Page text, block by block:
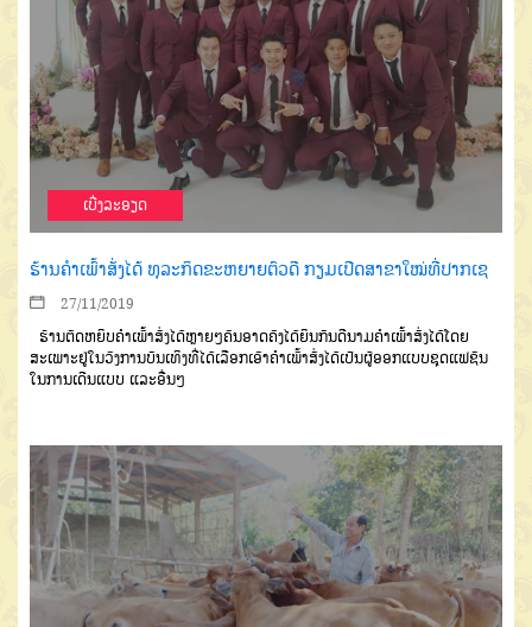
ເບີ່ງລະອຽດ
ຮ້ານຄຳເພົ້າສັ່ງໄດ້ ທຸລະກິດຂະຫຍາຍຕົວດີ ກຽມເປີດສາຂາໃໝ່ທີ່ປາກເຊ
27/11/2019
ຮ້ານຕັດຫຍິບຄຳເພົ້າສັ່ງໄດ້ຫຼາຍໆຄົນອາດຄົງໄດ້ຍິນກັນດີນາມຄຳເພົ້າສັ່ງໄດ້ໂດຍ
ສະເພາະຢູ່ໃນວົງການບັນເທິງທີ່ໄດ້ເລືອກເອົາຄຳເພົ້າສັ່ງໄດ້ເປັນຜູ້ອອກແບບຊຸດແຟຊັນ
ໃນການເດີນແບບ ແລະອື່ນໆ